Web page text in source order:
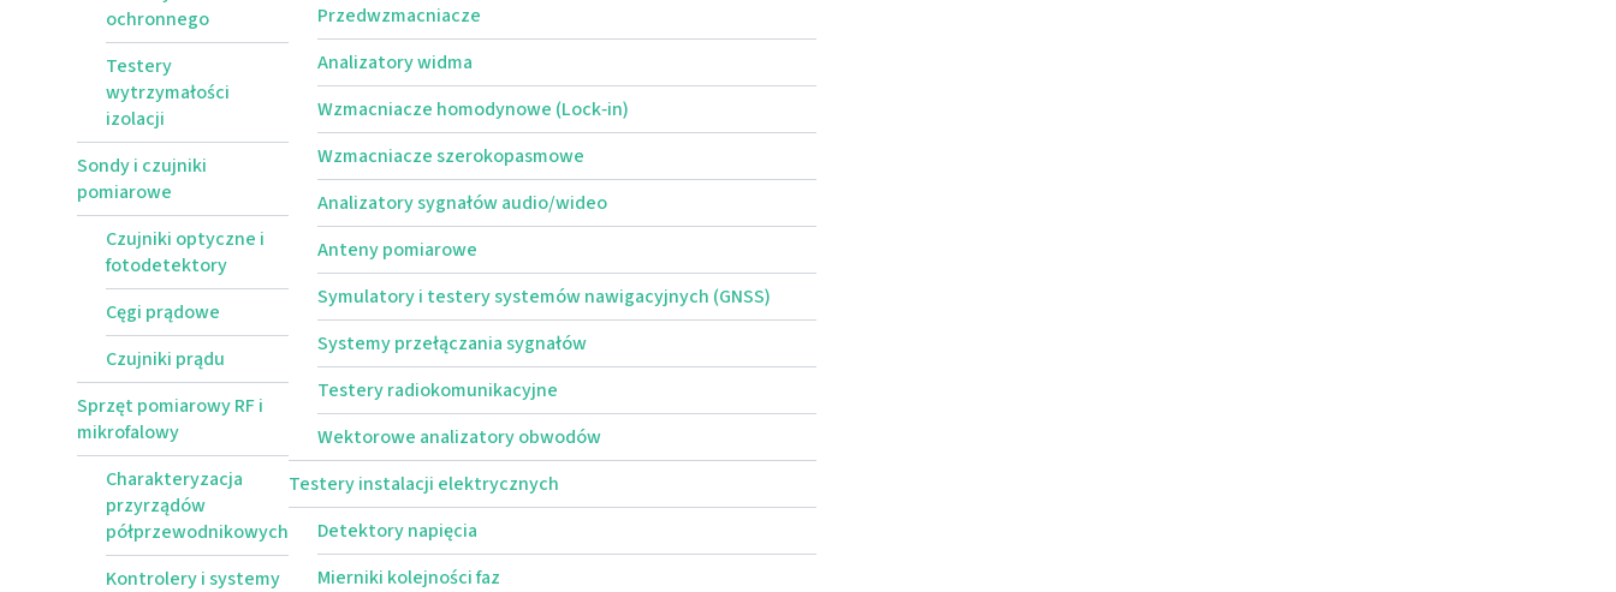
ochronnego
Testery
wytrzymałości
izolacji
Sondy i czujniki
pomiarowe
Czujniki optyczne i
fotodetektory
Cęgi prądowe
Czujniki prądu
Sprzęt pomiarowy RF i
mikrofalowy
Charakteryzacja
przyrządów
półprzewodnikowych
Kontrolery i systemy
Przedwzmacniacze
Analizatory widma
Wzmacniacze homodynowe (Lock‑in)
Wzmacniacze szerokopasmowe
Analizatory sygnałów audio/wideo
Anteny pomiarowe
Symulatory i testery systemów nawigacyjnych (GNSS)
Systemy przełączania sygnałów
Testery radiokomunikacyjne
Wektorowe analizatory obwodów
Testery instalacji elektrycznych
Detektory napięcia
Mierniki kolejności faz